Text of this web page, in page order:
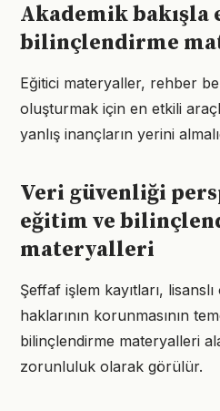
Akademik bakışla
bilinçlendirme
Eğitici materyaller, rehber
oluşturmak için en etkili
yanlış inançların yerini
Veri güvenliği
eğitim ve
materyalleri
Şeffaf işlem kayıtları,
haklarının korunmasının
bilinçlendirme materyalleri
zorunluluk olarak görülür.